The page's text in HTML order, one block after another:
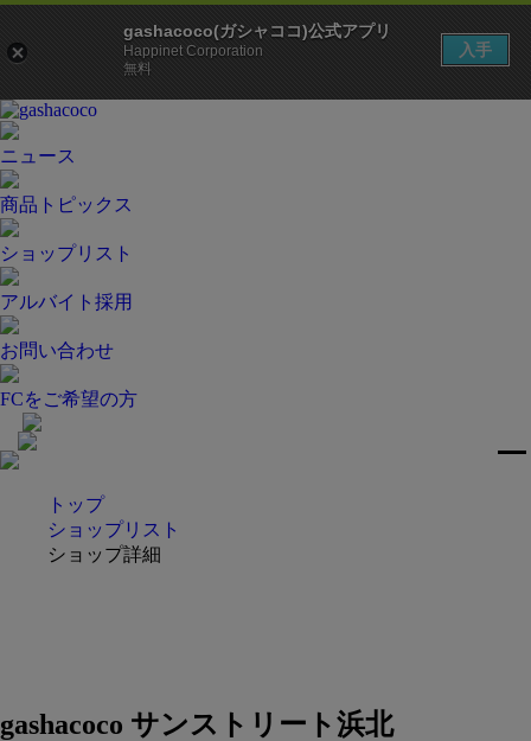
gashacoco(ガシャココ)公式アプリ
Happinet Corporation
無料
入手
ニュース
商品トピックス
ショップリスト
アルバイト採用
お問い合わせ
FCをご希望の方
トップ
ショップリスト
ショップ詳細
gashacoco サンストリート浜北